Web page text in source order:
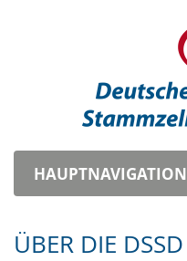
HAUPTNAVIGATION
ÜBER DIE DSSD